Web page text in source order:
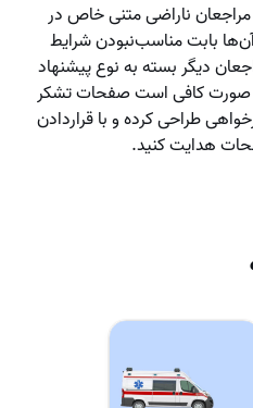
ناراضی متنی خاص در
آن‌ها بابت مناسب‌نبودن شرایط
دیگر بسته به نوع پیشنهاد
صورت کافی است صفحات تشکر
طراحی کرده و با قراردادن
هدایت کنید.